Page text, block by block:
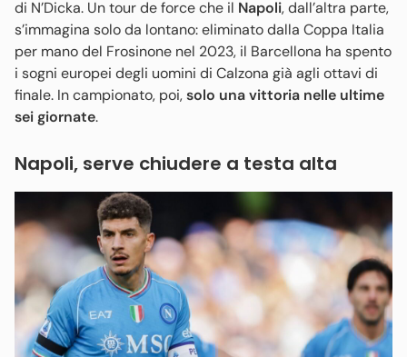
di N’Dicka. Un tour de force che il Napoli, dall’altra parte,
s’immagina solo da lontano: eliminato dalla Coppa Italia
per mano del Frosinone nel 2023, il Barcellona ha spento
i sogni europei degli uomini di Calzona già agli ottavi di
finale. In campionato, poi,solo una vittoria nelle ultime
sei giornate.
Napoli, serve chiudere a testa alta